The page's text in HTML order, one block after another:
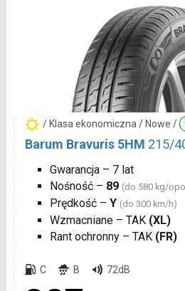
/ Klasa ekonomiczna / Nowe /
Barum Bravuris 5HM 215/
Gwarancja – 7 lat
Nośność – 89 (do 580 kg/
Prędkość – Y (do 300 km/h)
Wzmacniane – TAK (XL)
Rant ochronny – TAK (FR)
C B 72dB